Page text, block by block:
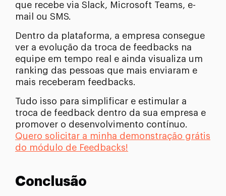
que recebe via Slack, Microsoft Teams, e-
mail ou SMS.
Dentro da plataforma, a empresa consegue
ver a evolução da troca de feedbacks na
equipe em tempo real e ainda visualiza um
ranking das pessoas que mais enviaram e
mais receberam feedbacks.
Tudo isso para simplificar e estimular a
troca de feedback dentro da sua empresa e
promover o desenvolvimento contínuo.
Quero solicitar a minha demonstração grátis
do módulo de Feedbacks!
Conclusão